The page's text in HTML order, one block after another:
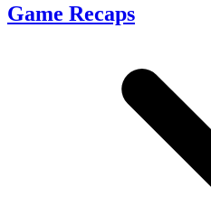
Game Recaps